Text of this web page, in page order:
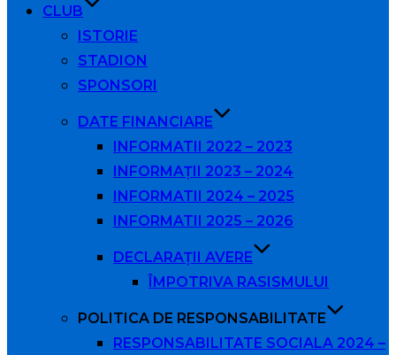
CLUB
ISTORIE
STADION
SPONSORI
DATE FINANCIARE
INFORMATII 2022 – 2023
INFORMAȚII 2023 – 2024
INFORMATII 2024 – 2025
INFORMATII 2025 – 2026
DECLARAȚII AVERE
ÎMPOTRIVA RASISMULUI
POLITICA DE RESPONSABILITATE
RESPONSABILITATE SOCIALA 2024 –